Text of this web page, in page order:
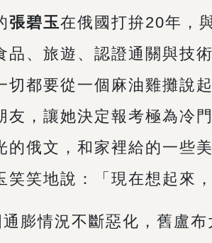
張碧玉在俄國打拚20年，
品、旅遊、認證通關與技
切都要從一個麻油雞攤說
友，讓她決定報考極為冷
的俄文，和家裡給的一些
笑笑地說：「現在想起來
膨情況不斷惡化，舊盧布